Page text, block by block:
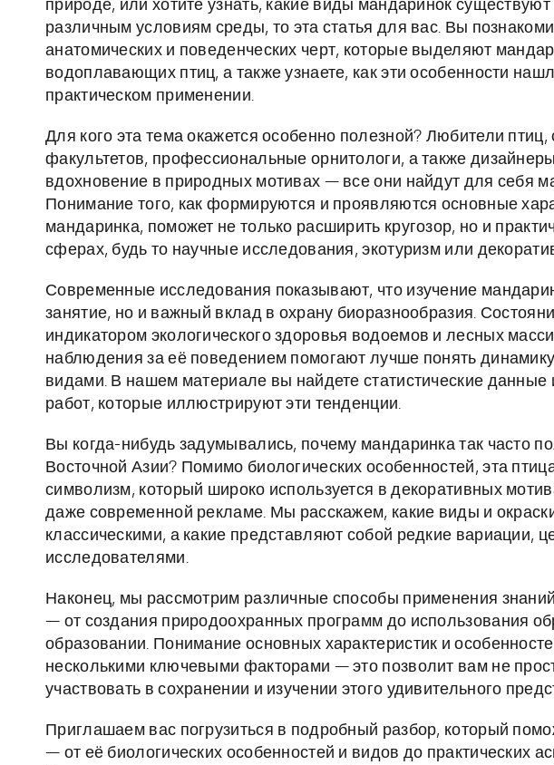
природе, или хотите узнать, какие виды мандаринок
различным условиям среды, то эта статья для вас. Вы
анатомических и поведенческих черт, которые выделяют
водоплавающих птиц, а также узнаете, как эти особенности
практическом применении.
Для кого эта тема окажется особенно полезной? Любители птиц,
факультетов, профессиональные орнитологи, а также
вдохновение в природных мотивах — все они найдут для себя
Понимание того, как формируются и проявляются основные
мандаринка, поможет не только расширить кругозор, но и
сферах, будь то научные исследования, экотуризм или
Современные исследования показывают, что изучение
занятие, но и важный вклад в охрану биоразнообразия.
индикатором экологического здоровья водоемов и лесных
наблюдения за её поведением помогают лучше понять
видами. В нашем материале вы найдете статистические
работ, которые иллюстрируют эти тенденции.
Вы когда-нибудь задумывались, почему мандаринка так часто
Восточной Азии? Помимо биологических особенностей, эта
символизм, который широко используется в декоративных
даже современной рекламе. Мы расскажем, какие виды и
классическими, а какие представляют собой редкие вариации,
исследователями.
Наконец, мы рассмотрим различные способы применения
— от создания природоохранных программ до использования
образовании. Понимание основных характеристик и
несколькими ключевыми факторами — это позволит вам не
участвовать в сохранении и изучении этого удивительного
Приглашаем вас погрузиться в подробный разбор, который
— от её биологических особенностей и видов до практических